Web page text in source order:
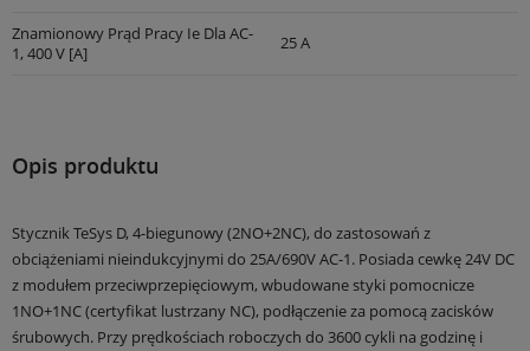
Znamionowy Prąd Pracy Ie Dla AC-
1, 400 V [A]
25 A
Opis produktu
Stycznik TeSys D, 4-biegunowy (2NO+2NC), do zastosowań z
obciążeniami nieindukcyjnymi do 25A/690V AC-1. Posiada cewkę 24V DC
z modułem przeciwprzepięciowym, wbudowane styki pomocnicze
1NO+1NC (certyfikat lustrzany NC), podłączenie za pomocą zacisków
śrubowych. Przy prędkościach roboczych do 3600 cykli na godzinę i